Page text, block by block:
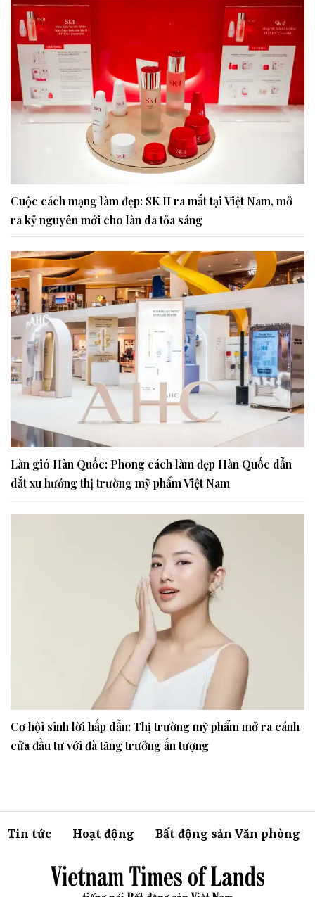
Cuộc cách mạng làm đẹp: SK II ra mắt tại Việt Nam, mở
ra kỷ nguyên mới cho làn da tỏa sáng
Làn gió Hàn Quốc: Phong cách làm đẹp Hàn Quốc dẫn
dắt xu hướng thị trường mỹ phẩm Việt Nam
Cơ hội sinh lời hấp dẫn: Thị trường mỹ phẩm mở ra cánh
cửa đầu tư với đà tăng trưởng ấn tượng
Tin tức Hoạt động Bất động sản Văn phòng